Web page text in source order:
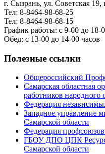
г. Сызрань, ул. Советская 19,
Тел: 8-8464-98-68-25
Тел: 8-8464-98-68-15
График работы: с 9-00 до 18-
Обед: с 13-00 до 14-00 часов
Полезные ссылки
Общероссийский
Самарская областная
работников народного
Федерация
Западное управление
Самарской области
Федерация
ГБОУ ДПО ЦПК
Самарской области